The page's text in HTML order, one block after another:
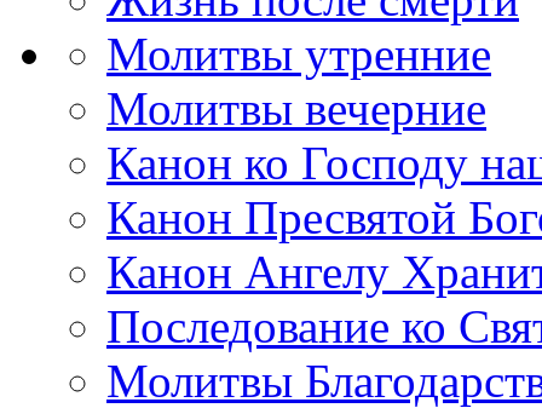
Молитвы утренние
Молитвы вечерние
Канон ко Господу
Канон Пресвятой
Канон Ангелу
Последование ко
Молитвы